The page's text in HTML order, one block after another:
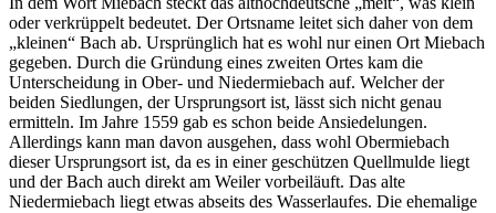
oder verkrüppelt bedeutet. Der Ortsname leitet sich daher von dem
„kleinen“ Bach ab. Ursprünglich hat es wohl nur einen Ort Miebach
gegeben. Durch die Gründung eines zweiten Ortes kam die
Unterscheidung in Ober- und Niedermiebach auf. Welcher der
beiden Siedlungen, der Ursprungsort ist, lässt sich nicht genau
ermitteln. Im Jahre 1559 gab es schon beide Ansiedelungen.
Allerdings kann man davon ausgehen, dass wohl Obermiebach
dieser Ursprungsort ist, da es in einer geschützen Quellmulde liegt
und der Bach auch direkt am Weiler vorbeiläuft. Das alte
Niedermiebach liegt etwas abseits des Wasserlaufes. Die ehemalige